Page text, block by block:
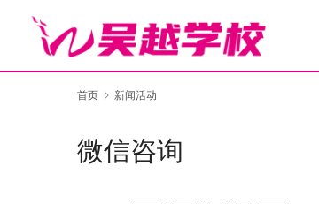
首页 新闻活动
微信咨询